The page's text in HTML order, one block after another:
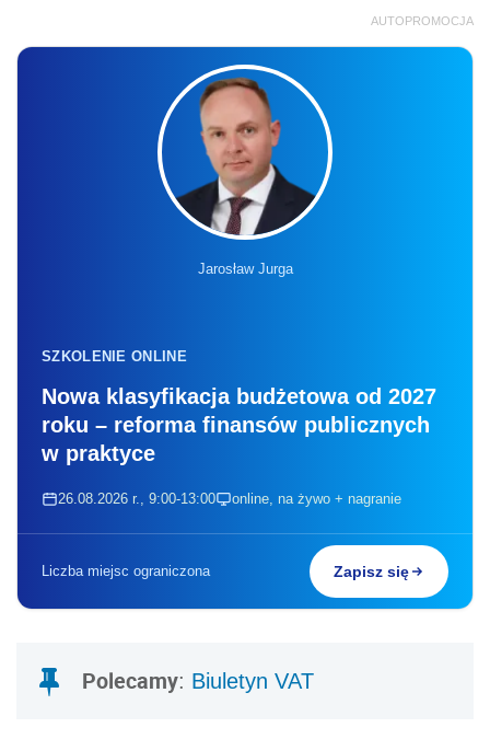
AUTOPROMOCJA
Jarosław Jurga
SZKOLENIE ONLINE
Nowa klasyfikacja budżetowa od 2027
roku – reforma finansów publicznych
w praktyce
26.08.2026 r., 9:00-13:00 online, na żywo + nagranie
Liczba miejsc ograniczona Zapisz się
Polecamy: Biuletyn VAT